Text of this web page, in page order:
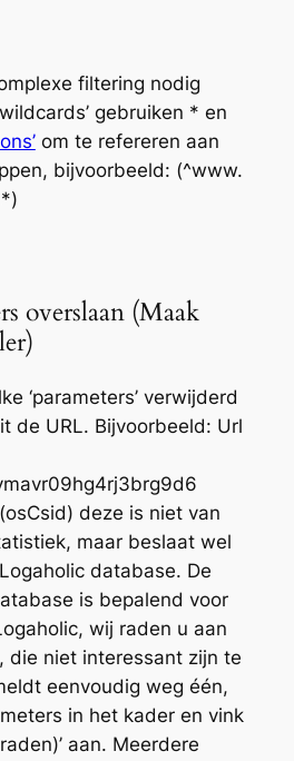
filtering nodig
gebruiken * en
om te refereren aan
bijvoorbeeld: (^www.
overslaan (Maak
‘parameters’ verwijderd
de URL. Bijvoorbeeld: Url
deze is niet van
maar beslaat wel
database. De
is bepalend voor
wij raden u aan
die niet interessant zijn te
eenvoudig weg één,
in het kader en vink
aan. Meerdere